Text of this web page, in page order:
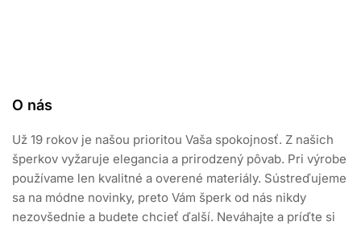
O nás
Už 19 rokov je našou prioritou Vaša spokojnosť. Z našich
šperkov vyžaruje elegancia a prirodzený pôvab. Pri výrobe
používame len kvalitné a overené materiály. Sústreďujeme
sa na módne novinky, preto Vám šperk od nás nikdy
nezovšednie a budete chcieť ďalší. Neváhajte a príďte si